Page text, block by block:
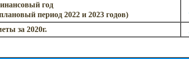
год
период 2022 и 2023 годов)
за 2020г.